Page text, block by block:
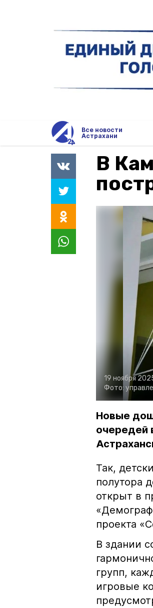
Все новости
Астрахани
В
19 ноября
Фото:
Новые
очередей
Так,
полутора
открыт в
проекта
В здании
групп,
игровые